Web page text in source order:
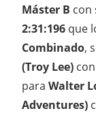
Máster B con
2:31:196 que
Combinado,
(Troy Lee) con
para Walter
Adventures)